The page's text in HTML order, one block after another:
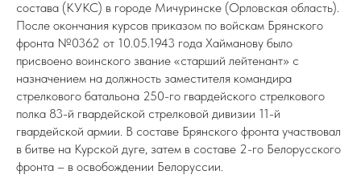
состава (КУКС) в городе Мичуринске (Орловская область).
После окончания курсов приказом по войскам Брянского
фронта №0362 от 10.05.1943 года Хайманову было
присвоено воинского звание «старший лейтенант» с
назначением на должность заместителя командира
стрелкового батальона 250-го гвардейского стрелкового
полка 83-й гвардейской стрелковой дивизии 11-й
гвардейской армии. В составе Брянского фронта участвовал
в битве на Курской дуге, затем в составе 2-го Белорусского
фронта – в освобождении Белоруссии.